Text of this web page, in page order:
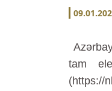
tam
(https://